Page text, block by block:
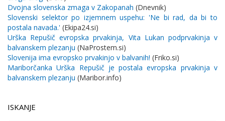
Dvojna slovenska zmaga v Zakopanah (Dnevnik)
Slovenski selektor po izjemnem uspehu: 'Ne bi rad, da bi to
postala navada.' (Ekipa24.si)
Urška Repušič evropska prvakinja, Vita Lukan podprvakinja v
balvanskem plezanju (NaProstem.si)
Slovenija ima evropsko prvakinjo v balvanih! (Friko.si)
Mariborčanka Urška Repušič je postala evropska prvakinja v
balvanskem plezanju (Maribor.info)
ISKANJE